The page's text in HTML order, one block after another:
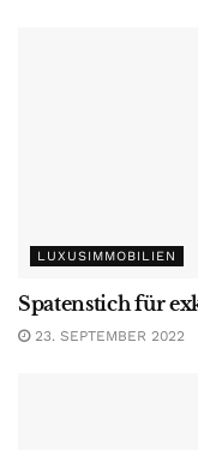
LUXUSIMMOBILIEN
Spatenstich für
23. SEPTEMBER 2022